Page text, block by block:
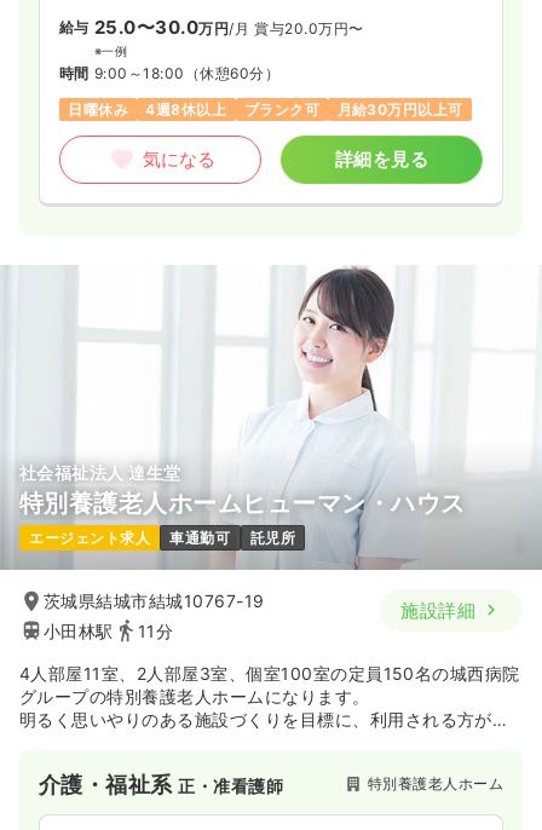
給与 25.0〜30.0万円/月 賞与20.0万円〜
※一例
時間 9:00～18:00 （休憩60分）
日曜休み
4週8休以上 ブランク可 月給30万円以上可
気になる 詳細を見る
社会福祉法人 達生堂
特別養護老人ホームヒューマン・ハウス
エージェント求人 車通勤可 託児所
茨城県結城市結城10767-19
小田林駅
11分
施設詳細
4人部屋11室、2人部屋3室、個室100室の定員150名の城西病院
グループの特別養護老人ホームになります。
明るく思いやりのある施設づくりを目標に、利用される方が楽
による意志の疎通と信頼確保に重点をおき、入居者に喜ばれる
施設運営を目標とします。
介護・福祉系正・准看護師 特別養護老人ホーム